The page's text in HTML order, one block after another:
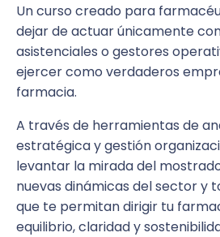
Un curso creado para
dejar de actuar únicamente
asistenciales o gestores
ejercer como verdaderos
farmacia.
A través de herramientas de
estratégica y gestión
levantar la mirada del
nuevas dinámicas del sector y
que te permitan dirigir tu
equilibrio, claridad y